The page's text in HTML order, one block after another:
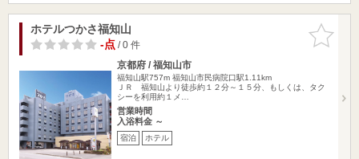
お気に入
りに追加
ホテルつかさ福知山
-点/ 0 件
京都府 / 福知山市
福知山駅757m 福知山市民病院口駅1.11km
ＪＲ 福知山より徒歩約１２分～１５分、もしくは、タク
シーを利用約１メ…
営業時間
入浴料金 ～
宿泊 ホテル